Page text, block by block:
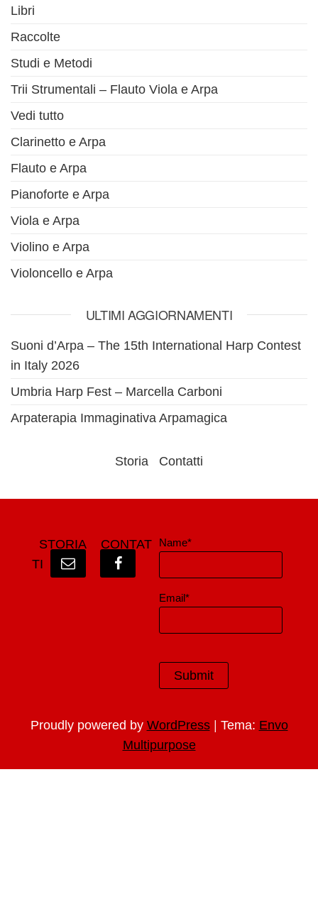
Libri
Raccolte
Studi e Metodi
Trii Strumentali – Flauto Viola e Arpa
Vedi tutto
Clarinetto e Arpa
Flauto e Arpa
Pianoforte e Arpa
Viola e Arpa
Violino e Arpa
Violoncello e Arpa
ULTIMI AGGIORNAMENTI
Suoni d’Arpa – The 15th International Harp Contest
in Italy 2026
Umbria Harp Fest – Marcella Carboni
Arpaterapia Immaginativa Arpamagica
Storia Contatti
STORIA
CONTAT
TI
Name*
Email*
Proudly powered by WordPress | Tema: Envo
Multipurpose